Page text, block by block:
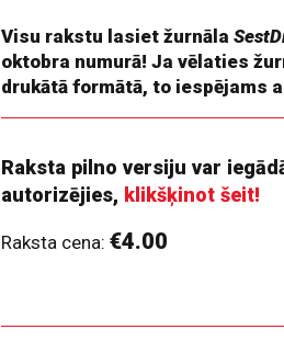
Visu rakstu lasiet žurnāla
oktobra numurā! Ja vēlaties
drukātā formātā, to iespējams
Raksta pilno versiju var
autorizējies, klikšķinot šeit!
Raksta cena:€4.00